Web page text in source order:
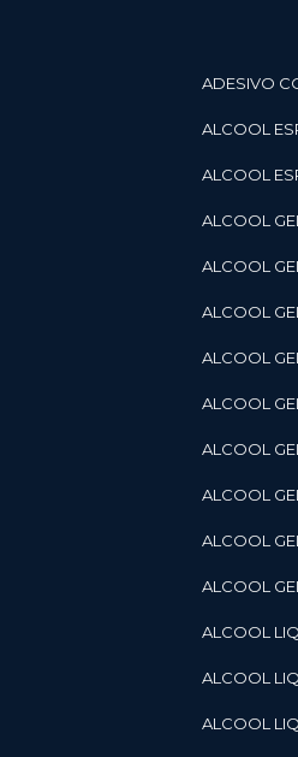
ADESIVO
ALCOOL
ALCOOL
ALCOOL
ALCOOL
ALCOOL
ALCOOL
ALCOOL
ALCOOL
ALCOOL
ALCOOL
ALCOOL
ALCOOL
ALCOOL
ALCOOL